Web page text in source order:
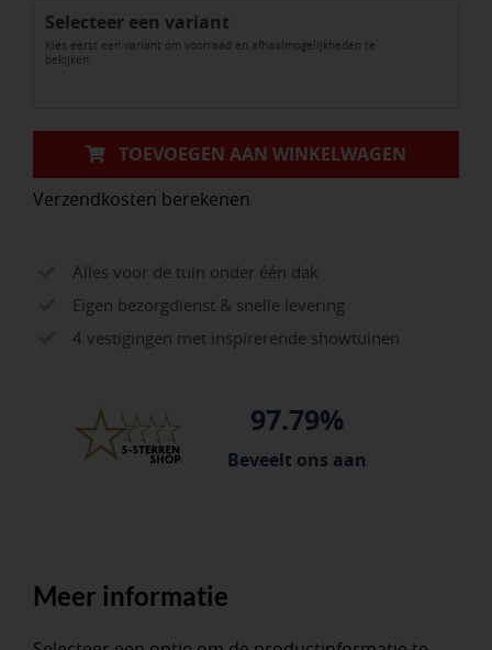
co-
extrusie
|
Kleur
Ipé
Selecteer een variant
Kies eerst een variant om voorraad en afhaalmogelijkheden te
bekijken.
TOEVOEGEN AAN WINKELWAGEN
Verzendkosten berekenen
Alles voor de tuin onder één dak
Eigen bezorgdienst & snelle levering
4 vestigingen met inspirerende showtuinen
97.79%
Beveelt ons aan
Meer informatie